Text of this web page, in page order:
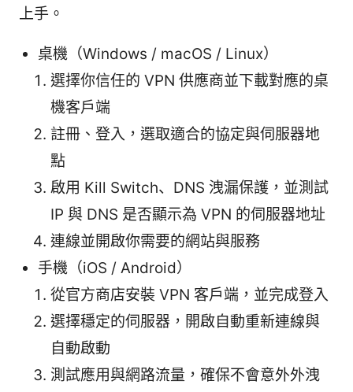
上手。
桌機（Windows / macOS / Linux）
選擇你信任的 VPN 供應商並下載對應的桌
機客戶端
註冊、登入，選取適合的協定與伺服器地
點
啟用 Kill Switch、DNS 洩漏保護，並測試
IP 與 DNS 是否顯示為 VPN 的伺服器地址
連線並開啟你需要的網站與服務
手機（iOS / Android）
從官方商店安裝 VPN 客戶端，並完成登入
選擇穩定的伺服器，開啟自動重新連線與
自動啟動
測試應用與網路流量，確保不會意外外洩